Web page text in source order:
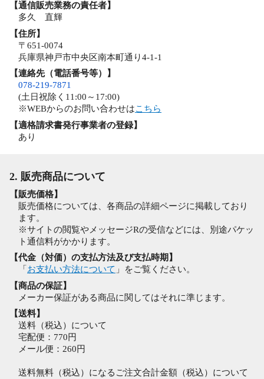
【通信販売業務の責任者】
多久 直輝
【住所】
〒651-0074
兵庫県神戸市中央区南本町通り4-1-1
【連絡先（電話番号等）】
078-219-7871
(土日祝除く11:00～17:00)
※WEBからのお問い合わせはこちら
【適格請求書発行事業者の登録】
あり
2. 販売商品について
【販売価格】
販売価格については、各商品の詳細ページに掲載しており
ます。
※サイトの閲覧やメッセージRの受信などには、別途パケッ
ト通信料がかかります。
【代金（対価）の支払方法及び支払時期】
「 お支払い方法について 」をご覧ください。
【商品の保証】
メーカー保証がある商品に関してはそれに準じます。
【送料】
送料（税込）について
宅配便：770円
メール便：260円
送料無料（税込）になるご注文合計金額（税込）について